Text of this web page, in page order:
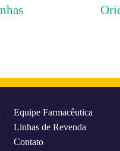
Equipe Farmacêutica
Linhas de Revenda
Contato